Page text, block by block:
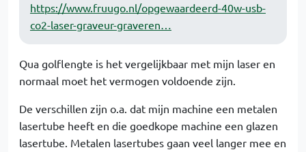
https://www.fruugo.nl/opgewaardeerd-40w-usb-
co2-laser-graveur-graveren…
Qua golflengte is het vergelijkbaar met mijn laser en
normaal moet het vermogen voldoende zijn.
De verschillen zijn o.a. dat mijn machine een metalen
lasertube heeft en die goedkope machine een glazen
lasertube. Metalen lasertubes gaan veel langer mee en